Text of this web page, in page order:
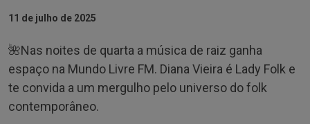
11 de julho de 2025
🌺Nas noites de quarta a música de raiz ganha
espaço na Mundo Livre FM. Diana Vieira é Lady Folk e
te convida a um mergulho pelo universo do folk
contemporâneo.